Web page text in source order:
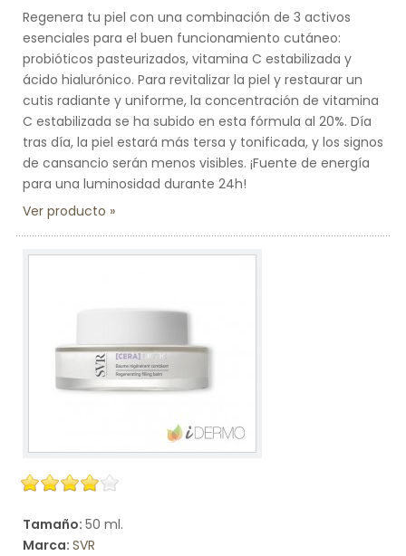
Regenera tu piel con una combinación de 3 activos
esenciales para el buen funcionamiento cutáneo:
probióticos pasteurizados, vitamina C estabilizada y
ácido hialurónico. Para revitalizar la piel y restaurar un
cutis radiante y uniforme, la concentración de vitamina
C estabilizada se ha subido en esta fórmula al 20%. Día
tras día, la piel estará más tersa y tonificada, y los signos
de cansancio serán menos visibles. ¡Fuente de energía
para una luminosidad durante 24h!
Ver producto
Tamaño: 50 ml.
Marca: SVR